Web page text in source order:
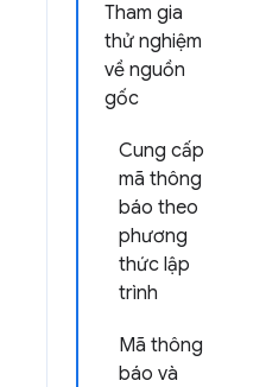
Tham gia
thử nghiệm
về nguồn
gốc
Cung cấp
mã thông
báo theo
phương
thức lập
trình
Mã thông
báo và